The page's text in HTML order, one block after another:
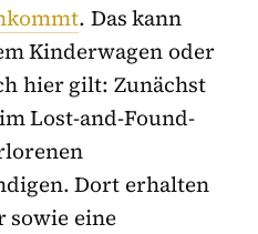
. Das kann
Kinderwagen oder
hier gilt: Zunächst
Lost-and-Found-
Dort erhalten
sowie eine